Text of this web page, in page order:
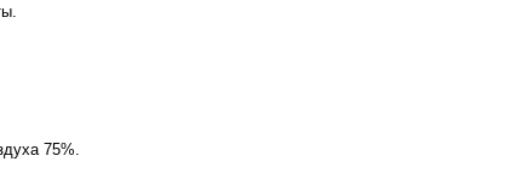
75%.